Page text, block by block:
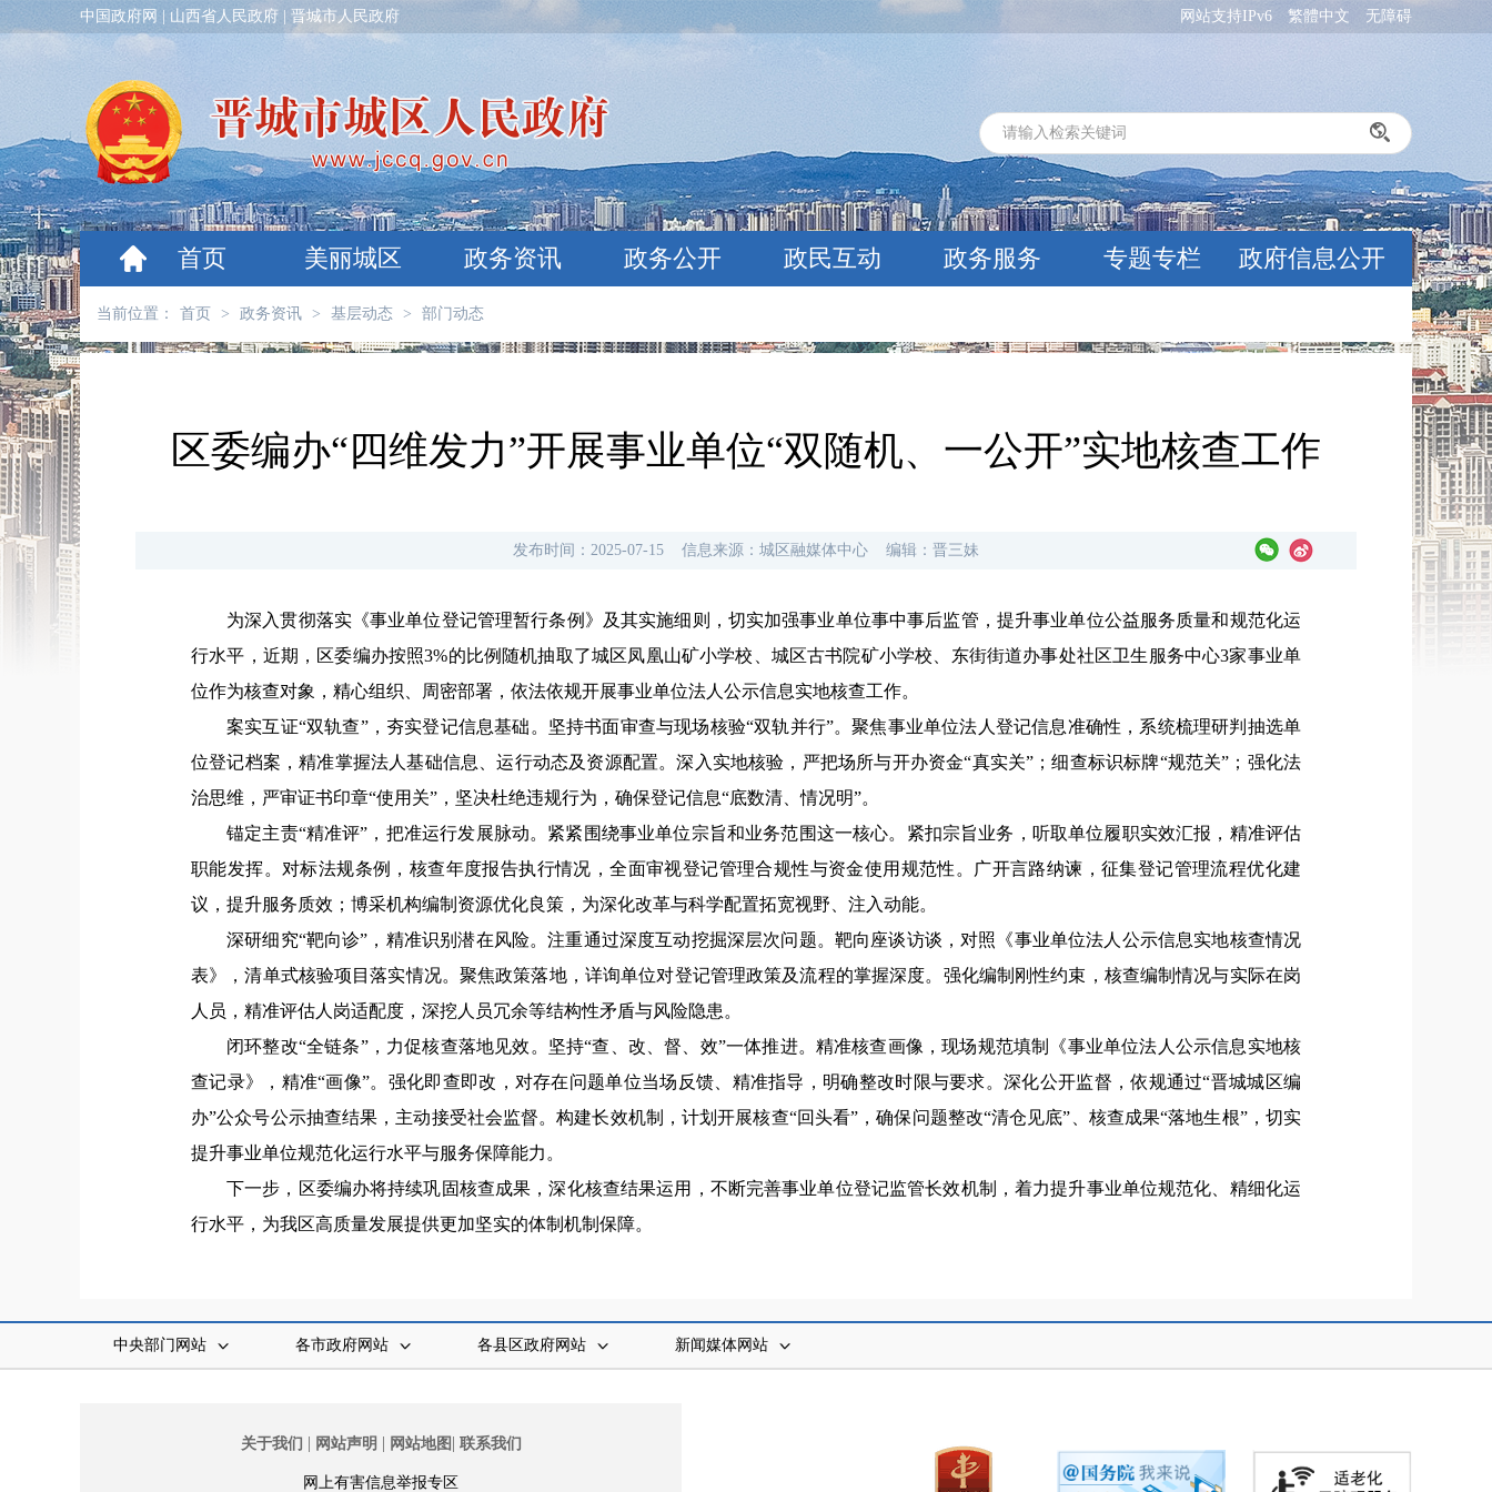
中国政府网 山西省人民政府 晋城市人民政府 网站支持IPv6 繁體中文 无障碍
首页 美丽城区 政务资讯 政务公开 政民互动 政务服务 专题专栏 政府信息公开
当前位置： 首页 > 政务资讯 > 基层动态 > 部门动态
区委编办“四维发力”开展事业单位“双随机、一公开”实地核查工作
发布时间： 2025-07-15 信息来源： 城区融媒体中心 编辑： 晋三妹
为深入贯彻落实《事业单位登记管理暂行条例》及其实施细则，切实加强事业单位事中事后监管，提升事业单位公益服务质量和规范化运
行水平，近期，区委编办按照3%的比例随机抽取了城区凤凰山矿小学校、城区古书院矿小学校、东街街道办事处社区卫生服务中心3家事业单
位作为核查对象，精心组织、周密部署，依法依规开展事业单位法人公示信息实地核查工作。
案实互证“双轨查”，夯实登记信息基础。 坚持书面审查与现场核验“双轨并行”。聚焦事业单位法人登记信息准确性，系统梳理研判抽选单
位登记档案，精准掌握法人基础信息、运行动态及资源配置。深入实地核验，严把场所与开办资金“真实关”；细查标识标牌“规范关”；强化法
治思维，严审证书印章“使用关”，坚决杜绝违规行为，确保登记信息“底数清、情况明”。
锚定主责“精准评”，把准运行发展脉动。 紧紧围绕事业单位宗旨和业务范围这一核心。紧扣宗旨业务，听取单位履职实效汇报，精准评估
职能发挥。对标法规条例，核查年度报告执行情况，全面审视登记管理合规性与资金使用规范性。广开言路纳谏，征集登记管理流程优化建
议，提升服务质效；博采机构编制资源优化良策，为深化改革与科学配置拓宽视野、注入动能。
深研细究“靶向诊”，精准识别潜在风险。注重通过深度互动挖掘深层次问题。靶向座谈访谈，对照《事业单位法人公示信息实地核查情况
表》，清单式核验项目落实情况。聚焦政策落地，详询单位对登记管理政策及流程的掌握深度。强化编制刚性约束，核查编制情况与实际在岗
人员，精准评估人岗适配度，深挖人员冗余等结构性矛盾与风险隐患。
闭环整改“全链条”，力促核查落地见效。 坚持“查、改、督、效”一体推进。精准核查画像，现场规范填制《事业单位法人公示信息实地核
查记录》，精准“画像”。强化即查即改，对存在问题单位当场反馈、精准指导，明确整改时限与要求。深化公开监督，依规通过“晋城城区编
办”公众号公示抽查结果，主动接受社会监督。构建长效机制，计划开展核查“回头看”，确保问题整改“清仓见底”、核查成果“落地生根”，切实
提升事业单位规范化运行水平与服务保障能力。
下一步，区委编办将持续巩固核查成果，深化核查结果运用，不断完善事业单位登记监管长效机制，着力提升事业单位规范化、精细化运
行水平，为我区高质量发展提供更加坚实的体制机制保障。
中央部门网站 各市政府网站 各县区政府网站 新闻媒体网站
关于我们 | 网站声明 | 网站地图 | 联系我们
网上有害信息举报专区